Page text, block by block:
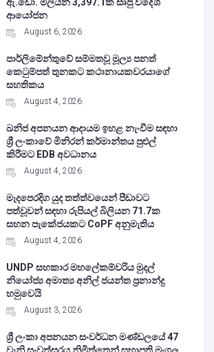
ආයෝජන
August 6, 2026
පාර්ලිමේන්තුවේ සම්මතවූ මූල්‍ය පනත්
කෙටුම්පත් තුනකට කථානායකවරයාගේ
සහතිකය
August 4, 2026
ඛනිජ අපනයන ආදායම ඉහළ නැංවීම සඳහා
ශ්‍රී ලංකාවේ මිනිරන් කර්මාන්තය පුළුල්
කිරීමට EDB අවධානය
August 4, 2026
මැදපෙරදිග යුද තත්ත්වයෙන් පීඩාවට
පත්වූවන් සඳහා රුපියල් බිලියන 71.7ක
සහන පැකේජයකට CoPF අනුමැතිය
August 4, 2026
UNDP සහකාර මහලේකම්වරිය මුදල්
නියෝජ්‍ය අමාත්‍ය අනිල් ජයන්ත ප්‍රනාන්දු
හමුවෙයි
August 3, 2026
ශ්‍රී ලංකා අපනයන සංවර්ධන මණ්ඩලයේ 47
වැනි සංවත්සරය නිමිත්තෙන් සභාපති මංගල